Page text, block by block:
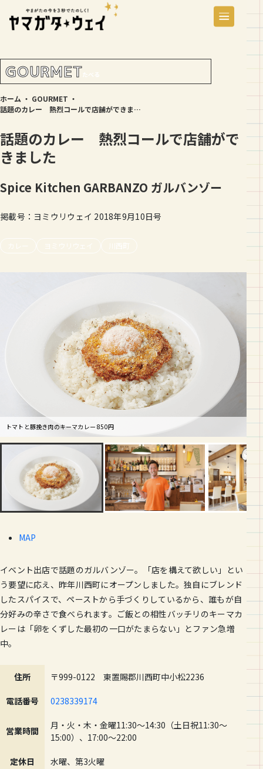
GOURMETたべる
ホーム ・ GOURMET ・
話題のカレー 熱烈コールで店舗ができました
話題のカレー 熱烈コールで店舗がで
きました
Spice Kitchen GARBANZO ガルバンゾー
掲載号：ヨミウリウェイ 2018年9月10日号
カレー ヨミウリウェイ 川西町
トマトと豚挽き肉のキーマカレー 850円
「ガルバンゾーがんばるぞー」オーナー梅津重利さん
MAP
イベント出店で話題のガルバンゾー。「店を構えて欲しい」とい
う要望に応え、昨年川西町にオープンしました。独自にブレンド
したスパイスで、ペーストから手づくりしているから、誰もが自
分好みの辛さで食べられます。ご飯との相性バッチリのキーマカ
レーは「卵をくずした最初の一口がたまらない」とファン急増
中。
住所 〒999-0122 東置賜郡川西町中小松2236
電話番号 0238339174
営業時間
月・火・木・金曜11:30～14:30（土日祝11:30～
15:00）、17:00～22:00
定休日 水曜、第3火曜